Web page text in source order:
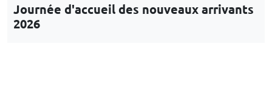
Journée d'accueil des nouveaux arrivants
2026